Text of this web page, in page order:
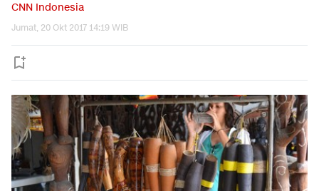
CNN Indonesia
Jumat, 20 Okt 2017 14:19 WIB